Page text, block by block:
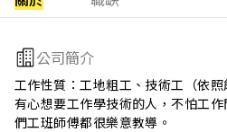
公司簡介
工作性質：工地粗工、技術工（依照
有心想要工作學技術的人，不怕工
們工班師傅都很樂意教導。